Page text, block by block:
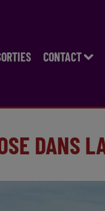
CONTACT
DANS